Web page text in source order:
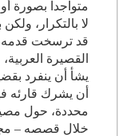
متواجدا بصورة
لا بالتكرار،
قد ترسخت قدمه،
القصيرة
يشأ أن ينفرد
أن يشرك قارئه
محددة، حول
خلال قصصه –